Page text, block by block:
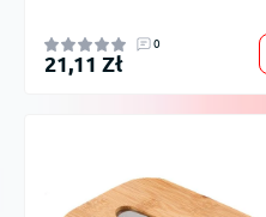
0
21,11 Zł